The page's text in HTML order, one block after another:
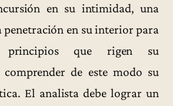
en su intimidad, una
penetración en su interior para
principios que rigen su
de este modo su
El analista debe lograr un